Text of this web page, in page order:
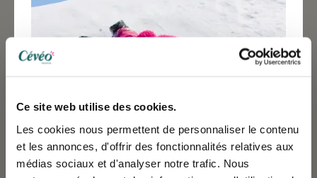
Ce site web utilise des cookies.
Les cookies nous permettent de personnaliser le contenu
et les annonces, d'offrir des fonctionnalités relatives aux
médias sociaux et d'analyser notre trafic. Nous
détente, sport et bien-être au cœur des Alpes